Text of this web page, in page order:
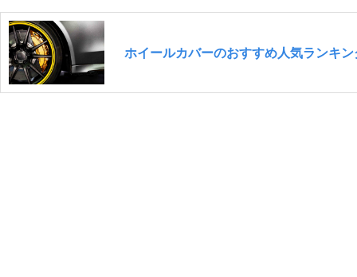
ホイールカバーのおすすめ人気ランキ